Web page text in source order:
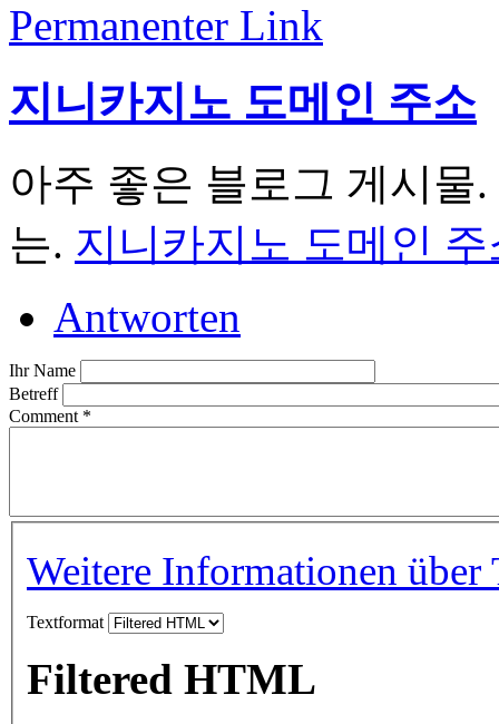
Permanenter Link
지니카지노 도메인 주소
아주 좋은 블로그 게시물
는. 지니카지노 도메인 주
Antworten
Ihr Name
Betreff
Comment *
Weitere Informationen über
Textformat
Filtered HTML